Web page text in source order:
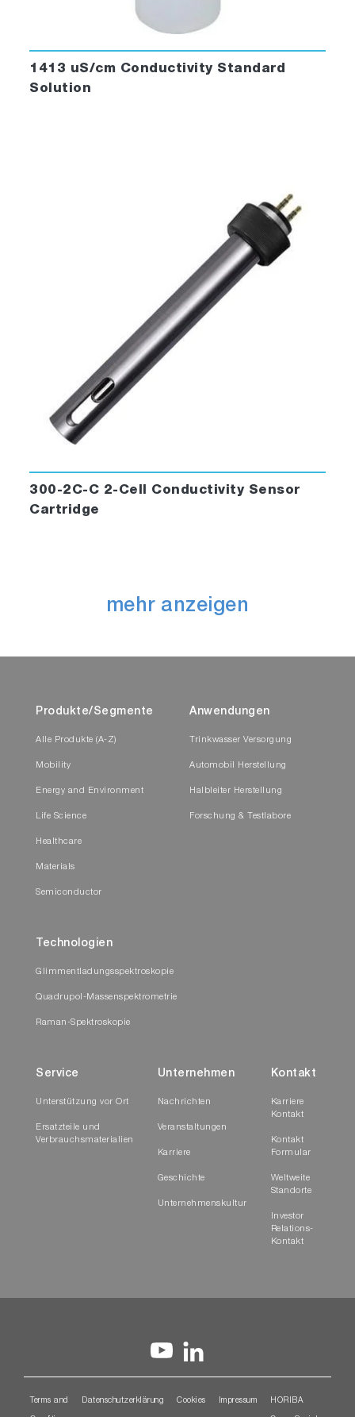
1413 uS/cm Conductivity Standard
Solution
300-2C-C 2-Cell Conductivity Sensor
Cartridge
mehr anzeigen
Produkte/Segmente
Alle Produkte (A-Z)
Mobility
Energy and Environment
Life Science
Healthcare
Materials
Semiconductor
Anwendungen
Trinkwasser Versorgung
Automobil Herstellung
Halbleiter Herstellung
Forschung & Testlabore
Technologien
Glimmentladungsspektroskopie
Quadrupol-Massenspektrometrie
Raman-Spektroskopie
Service
Unterstützung vor Ort
Ersatzteile und
Verbrauchsmaterialien
Unternehmen
Nachrichten
Veranstaltungen
Karriere
Geschichte
Unternehmenskultur
Kontakt
Karriere
Kontakt
Kontakt
Formular
Weltweite
Standorte
Investor
Relations-
Kontakt
Terms and Datenschutzerklärung Cookies Impressum HORIBA